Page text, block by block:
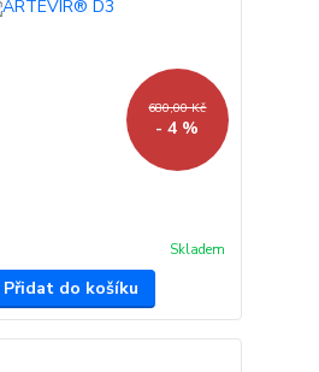
680,00 Kč
- 4 %
Skladem
Přidat do košíku